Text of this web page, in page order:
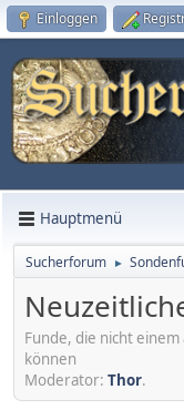
Einloggen
Hauptmenü
Sucherforum ►
Funde, die nicht
können
Moderator: Thor.